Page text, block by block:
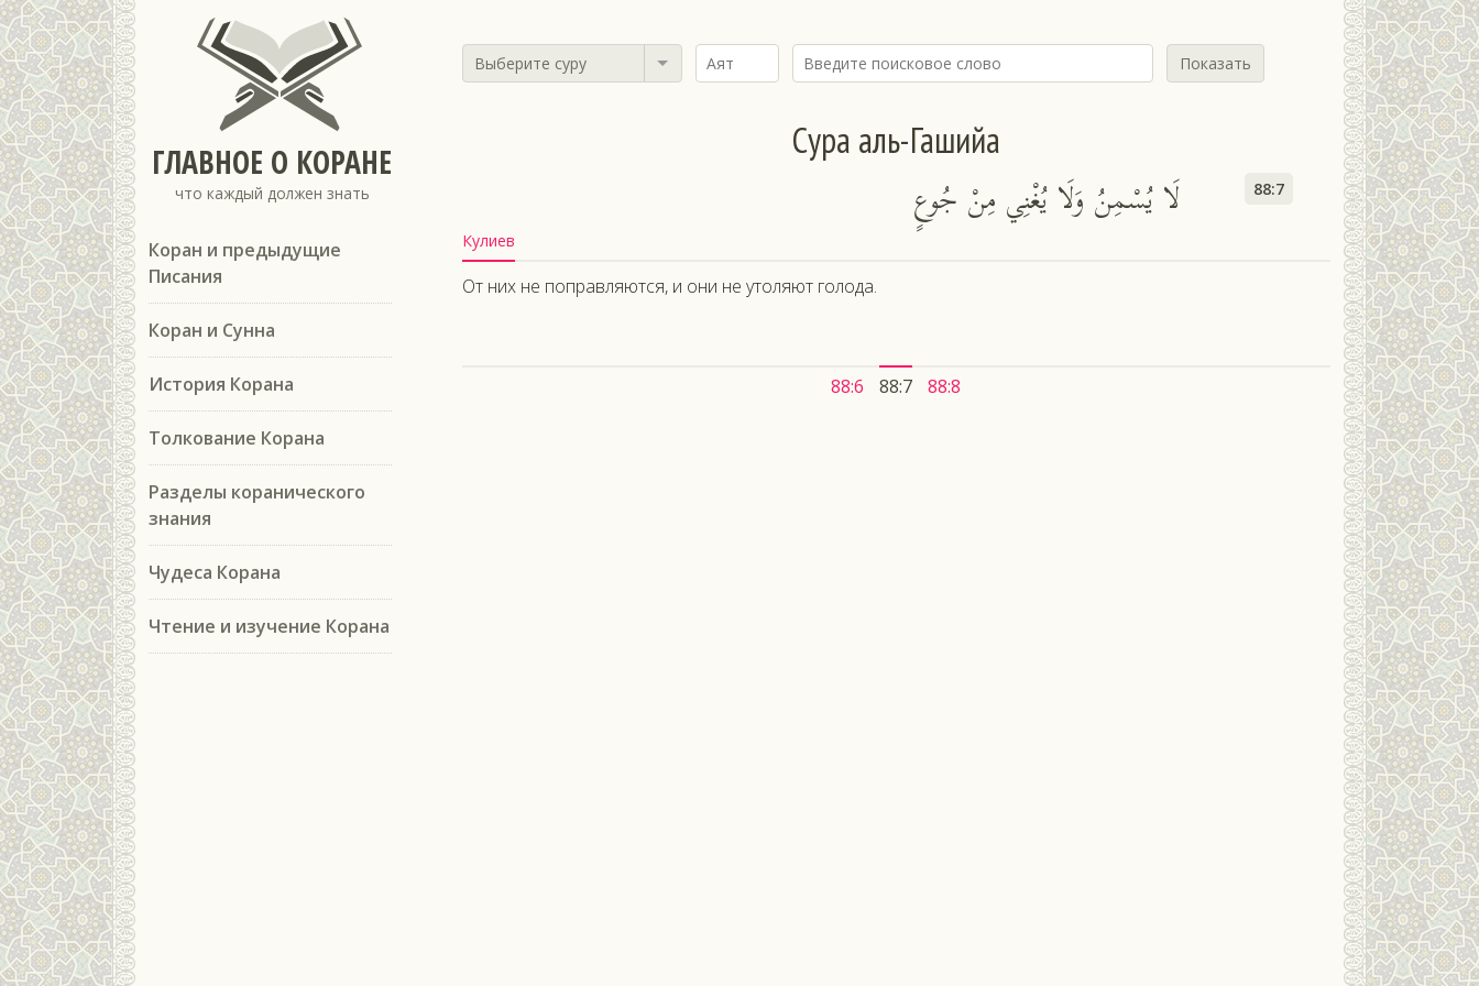
ГЛАВНОЕ О КОРАНЕ
что каждый должен знать
Коран и предыдущие
Писания
Коран и Сунна
История Корана
Толкование Корана
Разделы коранического
знания
Чудеса Корана
Чтение и изучение Корана
Выберите суру Показать
Сура аль-Гашийа
لَا يُسْمِنُ وَلَا يُغْنِي مِنْ جُوعٍ 88:7
Кулиев
От них не поправляются, и они не утоляют голода.
88:6 88:7 88:8